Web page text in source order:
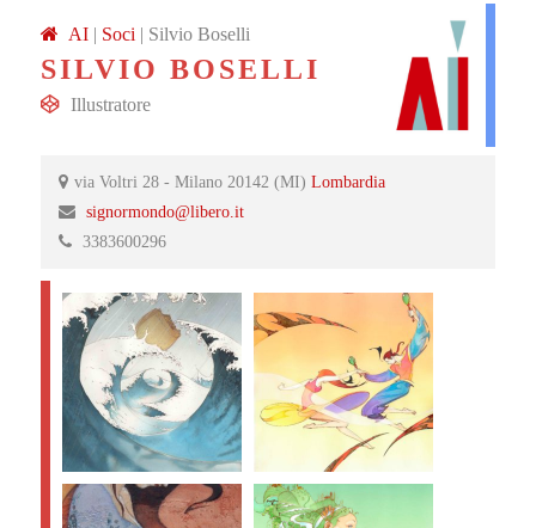
AI | Soci | Silvio Boselli
SILVIO BOSELLI
Illustratore
via Voltri 28 - Milano 20142 (MI) Lombardia
signormondo@libero.it
3383600296